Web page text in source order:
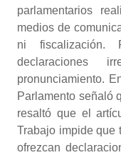
parlamentarios
medios de
ni fiscalización.
declaraciones
pronunciamiento.
Parlamento señaló
resaltó que el
Trabajo impide que
ofrezcan